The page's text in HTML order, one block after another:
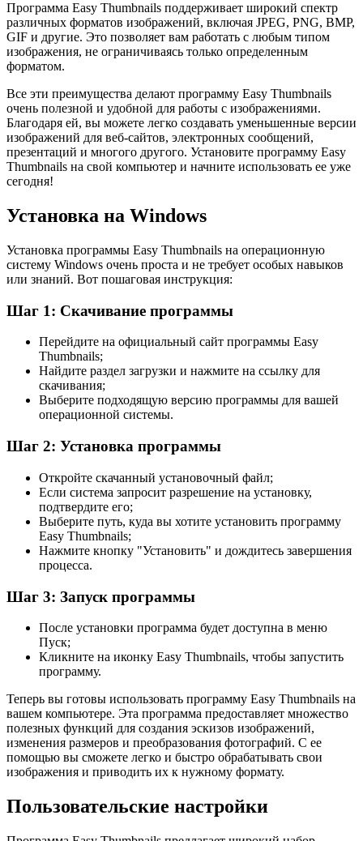
Программа Easy Thumbnails поддерживает широкий спектр
различных форматов изображений, включая JPEG, PNG, BMP,
GIF и другие. Это позволяет вам работать с любым типом
изображения, не ограничиваясь только определенным
форматом.
Все эти преимущества делают программу Easy Thumbnails
очень полезной и удобной для работы с изображениями.
Благодаря ей, вы можете легко создавать уменьшенные версии
изображений для веб-сайтов, электронных сообщений,
презентаций и многого другого. Установите программу Easy
Thumbnails на свой компьютер и начните использовать ее уже
сегодня!
Установка на Windows
Установка программы Easy Thumbnails на операционную
систему Windows очень проста и не требует особых навыков
или знаний. Вот пошаговая инструкция:
Шаг 1: Скачивание программы
Перейдите на официальный сайт программы Easy
Thumbnails;
Найдите раздел загрузки и нажмите на ссылку для
скачивания;
Выберите подходящую версию программы для вашей
операционной системы.
Шаг 2: Установка программы
Откройте скачанный установочный файл;
Если система запросит разрешение на установку,
подтвердите его;
Выберите путь, куда вы хотите установить программу
Easy Thumbnails;
Нажмите кнопку "Установить" и дождитесь завершения
процесса.
Шаг 3: Запуск программы
После установки программа будет доступна в меню
Пуск;
Кликните на иконку Easy Thumbnails, чтобы запустить
программу.
Теперь вы готовы использовать программу Easy Thumbnails на
вашем компьютере. Эта программа предоставляет множество
полезных функций для создания эскизов изображений,
изменения размеров и преобразования фотографий. С ее
помощью вы сможете легко и быстро обрабатывать свои
изображения и приводить их к нужному формату.
Пользовательские настройки